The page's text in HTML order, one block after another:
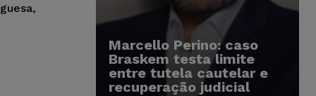
Marcello Perino: caso
Braskem testa limite
entre tutela cautelar e
recuperação judicial